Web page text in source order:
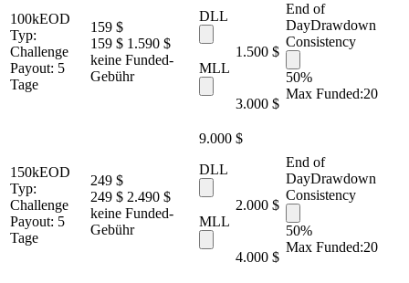
100kEOD
Typ:
Challenge
Payout: 5
Tage
159 $
159 $ 1.590 $
keine Funded-
Gebühr
DLL
1.500 $
MLL
3.000 $
End of
DayDrawdown
Consistency
50%
Max Funded:20
150kEOD
Typ:
Challenge
Payout: 5
Tage
249 $
249 $ 2.490 $
keine Funded-
Gebühr
9.000 $
DLL
2.000 $
MLL
4.000 $
End of
DayDrawdown
Consistency
50%
Max Funded:20